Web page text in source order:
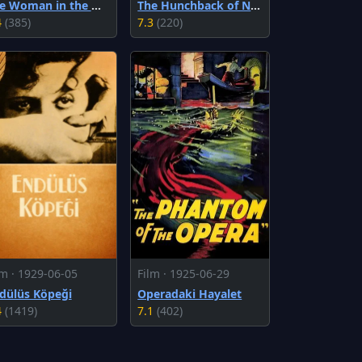
The Woman in the Window
(385)
The Hunchback of Notre Dame
7.3(220)
· 1929-06-05
Köpeği
(1419)
Film · 1925-06-29
Operadaki Hayalet
7.1(402)